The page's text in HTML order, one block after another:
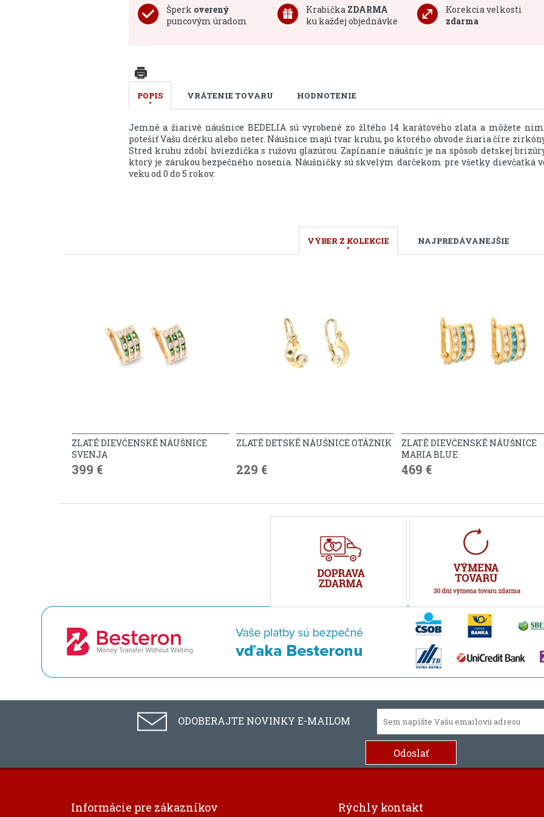
Šperk overený
puncovým úradom
Krabička ZDARMA
ku každej objednávke
Korekcia velkosti
zdarma
POPIS VRÁTENIE TOVARU HODNOTENIE
Jemné a žiarivé náušnice BEDELIA sú vyrobené zo žltého 14 karátového zlata a môžete
potešiť Vašu dcérku alebo neter. Náušnice majú tvar kruhu, po ktorého obvode žiaria číre
Stred kruhu zdobí hviezdička s ružovu glazúrou. Zapínanie náušníc je na spôsob detskej
ktorý je zárukou bezpečného nosenia. Náušničky sú skvelým darčekom pre všetky dievčatká
veku od 0 do 5 rokov.
VÝBER Z KOLEKCIE NAJPREDÁVANEJŠIE
ZLATÉ DIEVČENSKÉ NÁUŠNICE
SVENJA
399 €
ZLATÉ DETSKÉ NÁUŠNICE OTÁZNIK
229 €
ZLATÉ DIEVČENSKÉ NÁUŠNICE
MARIA BLUE
469 €
ODOBERAJTE NOVINKY E-MAILOM
Informácie pre zákazníkov Rýchly kontakt